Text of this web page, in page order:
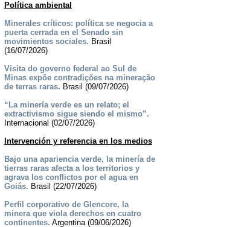
Política ambiental
Minerales críticos: política se negocia a
puerta cerrada en el Senado sin
movimientos sociales. Brasil
(16/07/2026)
Visita do governo federal ao Sul de
Minas expõe contradições na mineração
de terras raras. Brasil (09/07/2026)
“La minería verde es un relato; el
extractivismo sigue siendo el mismo”.
Internacional (02/07/2026)
Intervención y referencia en los medios
Bajo una apariencia verde, la minería de
tierras raras afecta a los territorios y
agrava los conflictos por el agua en
Goiás. Brasil (22/07/2026)
Perfil corporativo de Glencore, la
minera que viola derechos en cuatro
continentes. Argentina (09/06/2026)